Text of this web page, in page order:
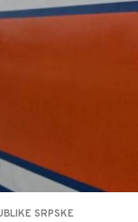
SRPSKE